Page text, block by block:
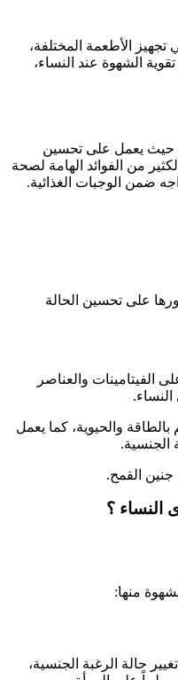
الأطعمة المختلفة،
الشهوة عند النساء،
حيث يعمل على تحسين
من الفوائد الهامة لصحة
ضمن الوجبات الغذائية.
على تحسين الحالة
الفيتامينات والعناصر
والحيوية، كما يعمل
الجنسية.
جنين القمح.
؟
منها:
حالة الرغبة الجنسية،